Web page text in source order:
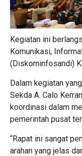
Kegiatan ini
Komunikasi,
(Diskominfosandi)
Dalam kegiatan
Sekda A. Calo
koordinasi dalam
pemerintah pusat
“Rapat ini sangat
arahan yang jelas